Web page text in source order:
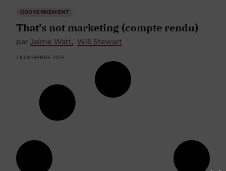
GOUVERNEMENT
That’s not marketing (compte rendu)
par Jaime Watt Will Stewart
1 NOVEMBRE 2013